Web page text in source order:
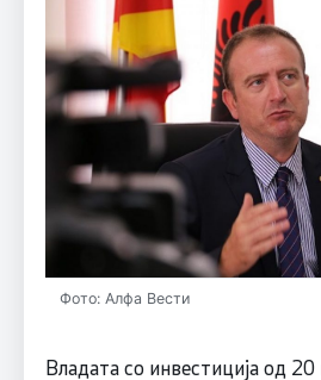
Фото: Алфа Вести
Владата со инвестиција од